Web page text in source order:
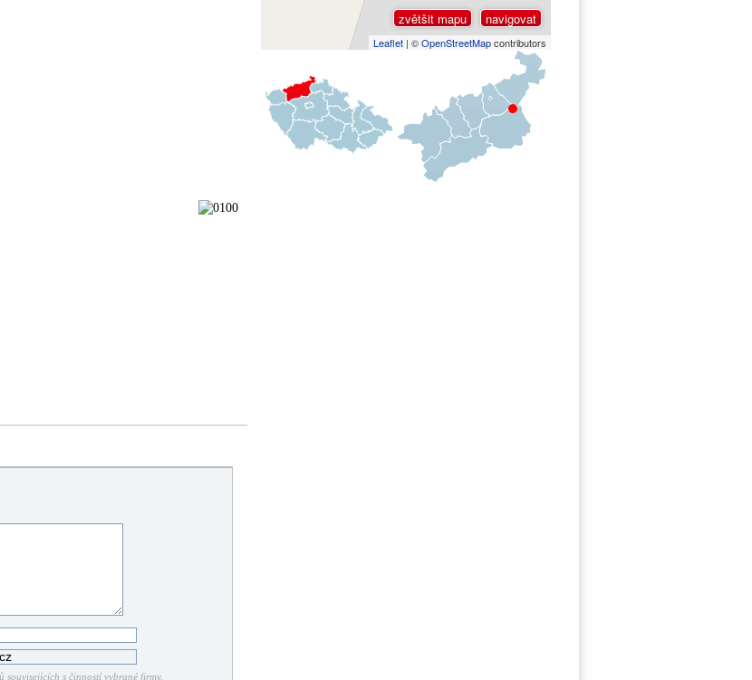
s činností vybrané firmy.
zvětšit mapu navigovat
Leaflet | ©OpenStreetMapcontributors